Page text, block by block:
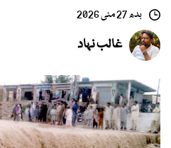
بدھ 27 مئی 2026
غالب نہاد